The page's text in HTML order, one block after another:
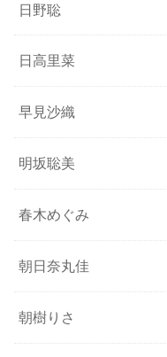
日野聡
日高里菜
早見沙織
明坂聡美
春木めぐみ
朝日奈丸佳
朝樹りさ